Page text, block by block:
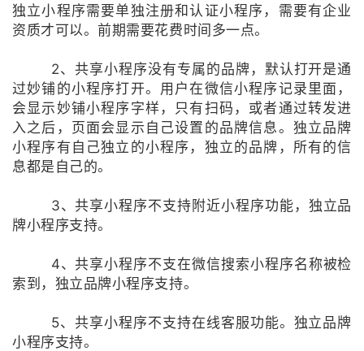
独立小程序需要单独注册和认证小程序，需要有企业
资质才可以。前期需要花费时间多一点。
2、共享小程序没有专属的品牌，默认打开是通
过妙铺的小程序打开。用户在微信小程序记录里面，
会显示妙铺小程序字样，只有扫码，或者通过转发进
入之后，页面会显示自己设置的品牌信息。独立品牌
小程序有自己独立的小程序，独立的品牌，所有的信
息都是自己的。
3、共享小程序不支持附近小程序功能，独立品
牌小程序支持。
4、共享小程序不支在微信搜索小程序名称被检
索到，独立品牌小程序支持。
5、共享小程序不支持在线客服功能。独立品牌
小程序支持。